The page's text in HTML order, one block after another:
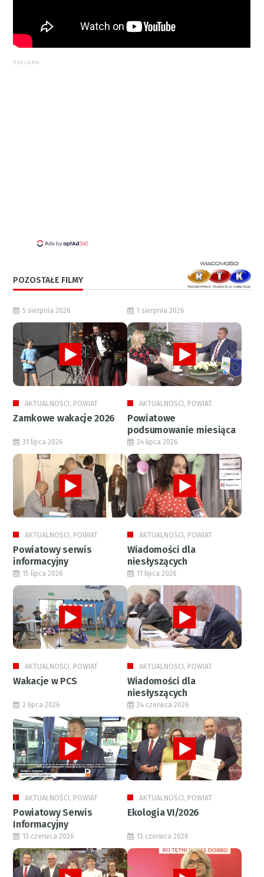
REKLAMA
POZOSTAŁE FILMY
5 sierpnia 2026
AKTUALNOŚCI, POWIAT
Zamkowe wakacje 2026
1 sierpnia 2026
AKTUALNOŚCI, POWIAT
Powiatowe
podsumowanie miesiąca
31 lipca 2026
AKTUALNOŚCI, POWIAT
Powiatowy serwis
informacyjny
24 lipca 2026
AKTUALNOŚCI, POWIAT
Wiadomości dla
niesłyszących
15 lipca 2026
AKTUALNOŚCI, POWIAT
Wakacje w PCS
11 lipca 2026
AKTUALNOŚCI, POWIAT
Wiadomości dla
niesłyszących
2 lipca 2026
AKTUALNOŚCI, POWIAT
Powiatowy Serwis
Informacyjny
24 czerwca 2026
AKTUALNOŚCI, POWIAT
Ekologia VI/2026
13 czerwca 2026 13 czerwca 2026